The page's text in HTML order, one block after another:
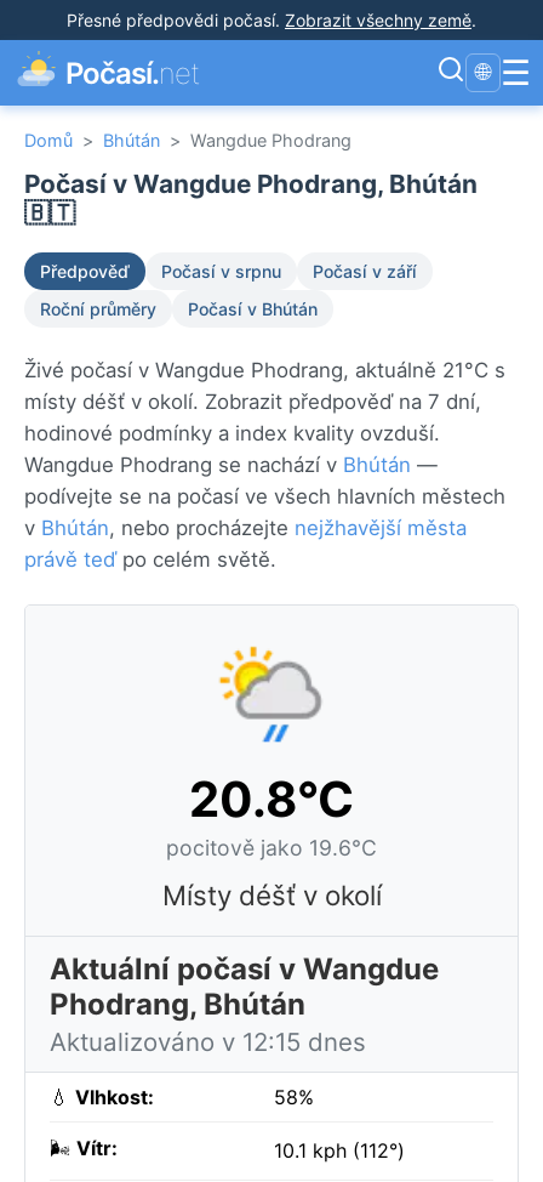
Přesné předpovědi počasí. Zobrazit všechny země.
Počasí.net 🌐 ☰
Domů > Bhútán > Wangdue Phodrang
Počasí v Wangdue Phodrang, Bhútán
🇧🇹
Předpověď Počasí v srpnu
Počasí v září
Roční průměry
Počasí v Bhútán
Živé počasí v Wangdue Phodrang, aktuálně 21°C s
místy déšť v okolí. Zobrazit předpověď na 7 dní,
hodinové podmínky a index kvality ovzduší.
Wangdue Phodrang se nachází v Bhútán —
podívejte se na počasí ve všech hlavních městech
v Bhútán, nebo procházejte nejžhavější města
právě teďpo celém světě.
20.8°C
pocitově jako 19.6°C
Místy déšť v okolí
Aktuální počasí v Wangdue
Phodrang, Bhútán
Aktualizováno v 12:15 dnes
💧 Vlhkost: 58%
🌬️ Vítr: 10.1 kph (112°)